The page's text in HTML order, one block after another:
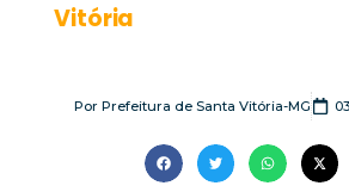
Vitória
PorPrefeitura de Santa Vitória-MG